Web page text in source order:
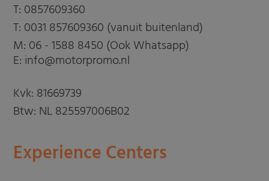
T: 0857609360
T: 0031 857609360 (vanuit buitenland)
M: 06 - 1588 8450 (Ook Whatsapp)
E: info@motorpromo.nl
Kvk: 81669739
Btw: NL 825597006B02
Experience Centers